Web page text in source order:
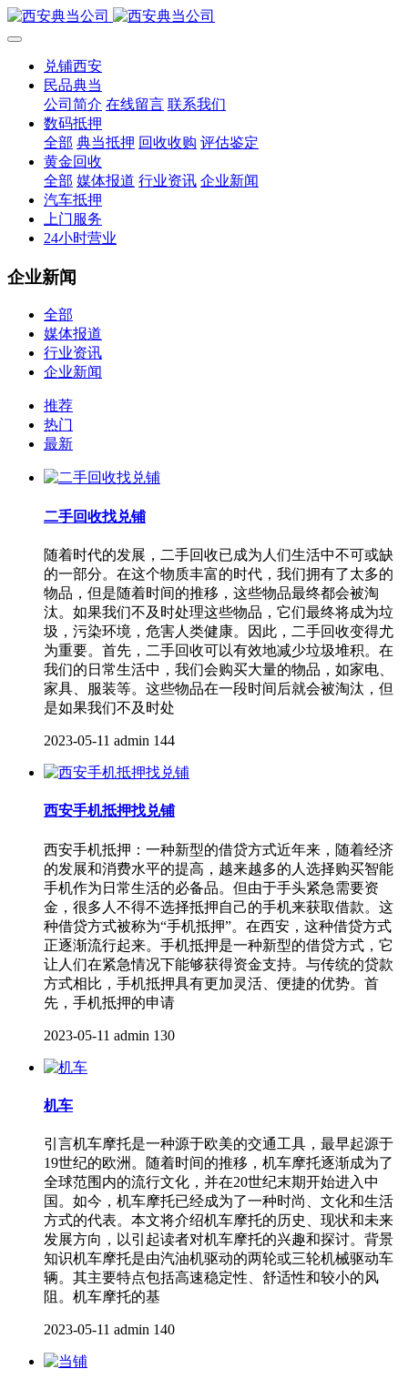
兑铺西安
民品典当
公司简介 在线留言 联系我们
数码抵押
全部 典当抵押 回收收购 评估鉴定
黄金回收
全部 媒体报道 行业资讯 企业新闻
汽车抵押
上门服务
24小时营业
企业新闻
全部
媒体报道
行业资讯
企业新闻
推荐
热门
最新
二手回收找兑铺
随着时代的发展，二手回收已成为人们生活中不可或缺
的一部分。在这个物质丰富的时代，我们拥有了太多的
物品，但是随着时间的推移，这些物品最终都会被淘
汰。如果我们不及时处理这些物品，它们最终将成为垃
圾，污染环境，危害人类健康。因此，二手回收变得尤
为重要。首先，二手回收可以有效地减少垃圾堆积。在
我们的日常生活中，我们会购买大量的物品，如家电、
家具、服装等。这些物品在一段时间后就会被淘汰，但
是如果我们不及时处
2023-05-11 admin 144
西安手机抵押找兑铺
西安手机抵押：一种新型的借贷方式近年来，随着经济
的发展和消费水平的提高，越来越多的人选择购买智能
手机作为日常生活的必备品。但由于手头紧急需要资
金，很多人不得不选择抵押自己的手机来获取借款。这
种借贷方式被称为“手机抵押”。在西安，这种借贷方式
正逐渐流行起来。手机抵押是一种新型的借贷方式，它
让人们在紧急情况下能够获得资金支持。与传统的贷款
方式相比，手机抵押具有更加灵活、便捷的优势。首
先，手机抵押的申请
2023-05-11 admin 130
机车
引言机车摩托是一种源于欧美的交通工具，最早起源于
19世纪的欧洲。随着时间的推移，机车摩托逐渐成为了
全球范围内的流行文化，并在20世纪末期开始进入中
国。如今，机车摩托已经成为了一种时尚、文化和生活
方式的代表。本文将介绍机车摩托的历史、现状和未来
发展方向，以引起读者对机车摩托的兴趣和探讨。背景
知识机车摩托是由汽油机驱动的两轮或三轮机械驱动车
辆。其主要特点包括高速稳定性、舒适性和较小的风
阻。机车摩托的基
2023-05-11 admin 140